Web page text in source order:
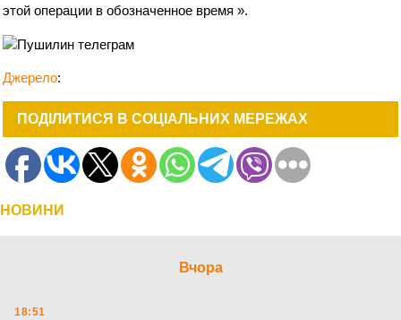
этой операции в обозначенное время ».
Джерело:
ПОДІЛИТИСЯ В СОЦІАЛЬНИХ МЕРЕЖАХ
НОВИНИ
Вчора
18:51